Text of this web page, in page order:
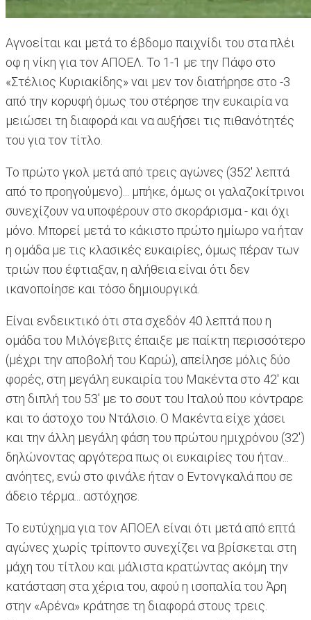
Αγνοείται και μετά το έβδομο παιχνίδι του στα πλέι
οφ η νίκη για τον ΑΠΟΕΛ. Το 1-1 με την Πάφο στο
«Στέλιος Κυριακίδης» ναι μεν τον διατήρησε στο -3
από την κορυφή όμως του στέρησε την ευκαιρία να
μειώσει τη διαφορά και να αυξήσει τις πιθανότητές
του για τον τίτλο.
Το πρώτο γκολ μετά από τρεις αγώνες (352' λεπτά
από το προηγούμενο)... μπήκε, όμως οι γαλαζοκίτρινοι
συνεχίζουν να υποφέρουν στο σκοράρισμα - και όχι
μόνο. Μπορεί μετά το κάκιστο πρώτο ημίωρο να ήταν
η ομάδα με τις κλασικές ευκαιρίες, όμως πέραν των
τριών που έφτιαξαν, η αλήθεια είναι ότι δεν
ικανοποίησε και τόσο δημιουργικά.
Είναι ενδεικτικό ότι στα σχεδόν 40 λεπτά που η
ομάδα του Μιλόγεβιτς έπαιξε με παίκτη περισσότερο
(μέχρι την αποβολή του Καρώ), απείλησε μόλις δύο
φορές, στη μεγάλη ευκαιρία του Μακέντα στο 42' και
στη διπλή του 53' με το σουτ του Ιταλού που κόντραρε
και το άστοχο του Ντάλσιο. Ο Μακέντα είχε χάσει
και την άλλη μεγάλη φάση του πρώτου ημιχρόνου (32')
δηλώνοντας αργότερα πως οι ευκαιρίες του ήταν...
ανόητες, ενώ στο φινάλε ήταν ο Εντονγκαλά που σε
άδειο τέρμα... αστόχησε.
Το ευτύχημα για τον ΑΠΟΕΛ είναι ότι μετά από επτά
αγώνες χωρίς τρίποντο συνεχίζει να βρίσκεται στη
μάχη του τίτλου και μάλιστα κρατώντας ακόμη την
κατάσταση στα χέρια του, αφού η ισοπαλία του Άρη
στην «Αρένα» κράτησε τη διαφορά στους τρεις.